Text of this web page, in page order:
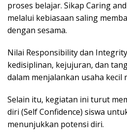
proses belajar. Sikap Caring
melalui kebiasaan saling
dengan sesama.
Nilai Responsibility dan
kedisiplinan, kejujuran, dan
dalam menjalankan usaha kecil
Selain itu, kegiatan ini turut
diri (Self Confidence) siswa
menunjukkan potensi diri.